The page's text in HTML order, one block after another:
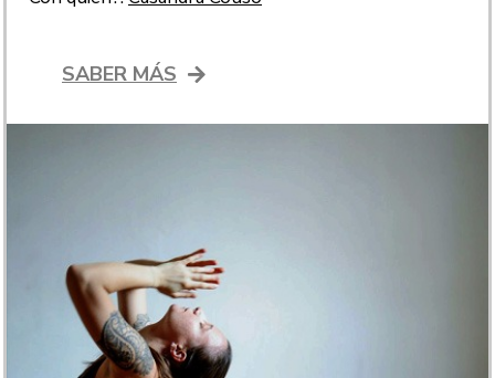
SABER MÁS